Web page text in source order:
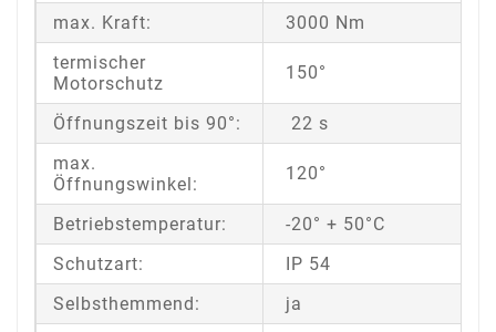
max. Kraft:
3000 Nm
termischer
Motorschutz
150°
Öffnungszeit bis 90°:
22 s
max.
Öffnungswinkel:
120°
Betriebstemperatur:
-20° + 50°C
Schutzart:
IP 54
Selbsthemmend:
ja